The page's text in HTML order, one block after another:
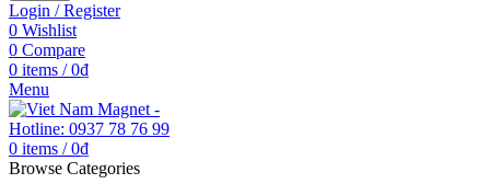
Login / Register
0 Wishlist
0 Compare
0 items / 0₫
Menu
0 items / 0₫
Browse Categories